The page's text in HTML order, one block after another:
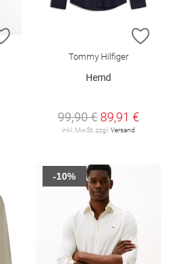
ZUR WUNSCHLISTE HINZUFÜGEN
ZUR
Tommy Hilfiger
Hemd
99,90 € 89,91 €
inkl. MwSt. zzgl. Versand
-10%